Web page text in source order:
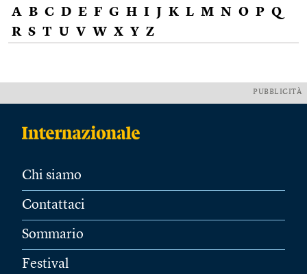
A B C D E F G H I J K L M N O P Q
R S T U V W X Y Z
PUBBLICITÀ
Chi siamo
Contattaci
Sommario
Festival